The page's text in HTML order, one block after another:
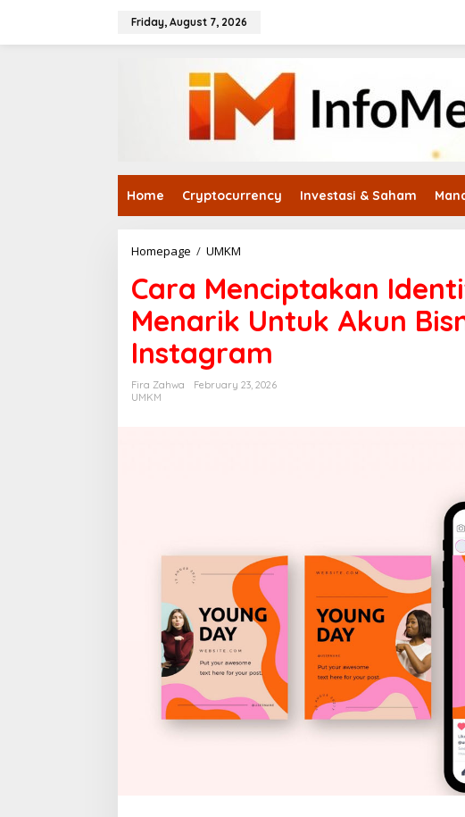
Friday, August 7, 2026
Home Cryptocurrency Investasi & Saham
Homepage / UMKM
Identitas
Visual
Yang
Menarik
Untuk
Akun
Bisnis
UMKM
Cara Menciptakan
Menarik Untuk Akun
Instagram
Fira Zahwa
February 23, 2026
UMKM